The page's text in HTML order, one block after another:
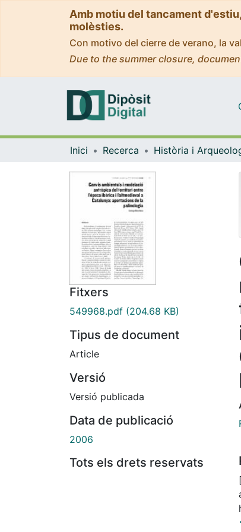
Amb motiu del tancament
molèsties.
Con motivo del cierre de verano, la
Due to the summer closure,
Inici Recerca Història i
Fitxers
549968.pdf (204.68 KB)
Tipus de document
Article
Versió
Versió publicada
Data de publicació
2006
Tots els drets reservats